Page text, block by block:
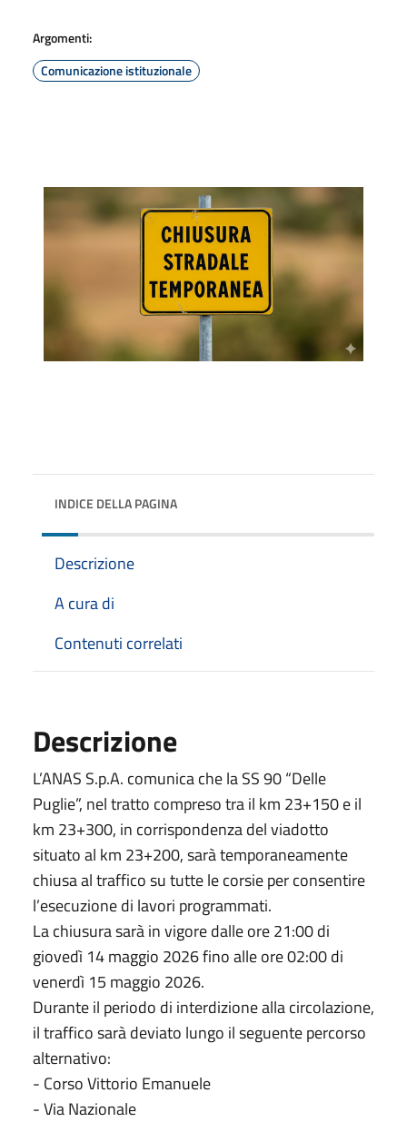
Argomenti:
Comunicazione istituzionale
INDICE DELLA PAGINA
Descrizione
A cura di
Contenuti correlati
Descrizione
L’ANAS S.p.A. comunica che la SS 90 “Delle
Puglie”, nel tratto compreso tra il km 23+150 e il
km 23+300, in corrispondenza del viadotto
situato al km 23+200, sarà temporaneamente
chiusa al traffico su tutte le corsie per consentire
l’esecuzione di lavori programmati.
La chiusura sarà in vigore dalle ore 21:00 di
giovedì 14 maggio 2026 fino alle ore 02:00 di
venerdì 15 maggio 2026.
Durante il periodo di interdizione alla circolazione,
il traffico sarà deviato lungo il seguente percorso
alternativo:
- Corso Vittorio Emanuele
- Via Nazionale